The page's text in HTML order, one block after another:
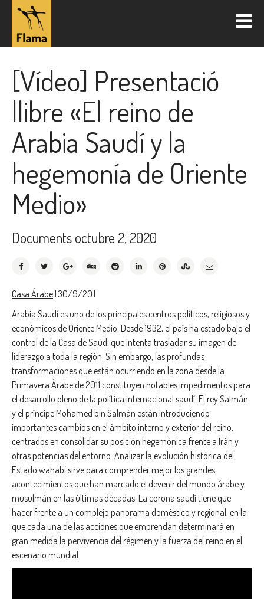
[Vídeo] Presentació
llibre «El reino de
Arabia Saudí y la
hegemonía de Oriente
Medio»
Documentsoctubre 2, 2020
Casa Árabe [30/9/20]
Arabia Saudí es uno de los principales centros políticos, religiosos y
económicos de Oriente Medio. Desde 1932, el país ha estado bajo el
control de la Casa de Saúd, que intenta trasladar su imagen de
liderazgo a toda la región. Sin embargo, las profundas
transformaciones que están ocurriendo en la zona desde la
Primavera Árabe de 2011 constituyen notables impedimentos para
el desarrollo pleno de la política internacional saudí. El rey Salmán
y el príncipe Mohamed bin Salmán están introduciendo
importantes cambios en el ámbito interno y exterior del reino,
centrados en consolidar su posición hegemónica frente a Irán y
otras potencias del entorno. Analizar la evolución histórica del
Estado wahabí sirve para comprender mejor los grandes
acontecimientos que han marcado el devenir del mundo árabe y
musulmán en las últimas décadas. La corona saudí tiene que
hacer frente a un complejo panorama doméstico y regional, en la
que cada una de las acciones que emprendan determinará en
gran medida la pervivencia del régimen y la fuerza del reino en el
escenario mundial.